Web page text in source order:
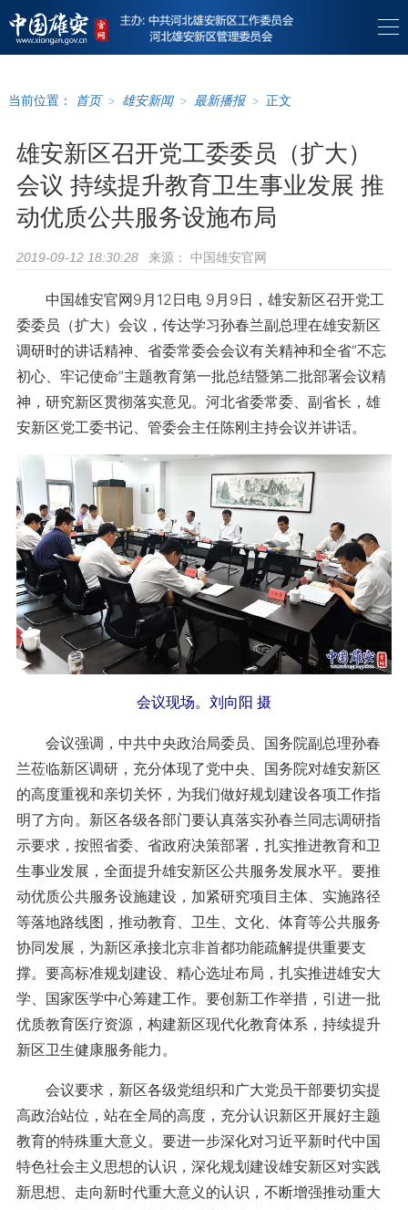
当前位置： 首页 > 雄安新闻 > 最新播报 > 正文
雄安新区召开党工委委员（扩大）
会议 持续提升教育卫生事业发展 推
动优质公共服务设施布局
2019-09-12 18:30:28 来源： 中国雄安官网
中国雄安官网9月12日电 9月9日，雄安新区召开党工
委委员（扩大）会议，传达学习孙春兰副总理在雄安新区
调研时的讲话精神、省委常委会会议有关精神和全省“不忘
初心、牢记使命”主题教育第一批总结暨第二批部署会议精
神，研究新区贯彻落实意见。河北省委常委、副省长，雄
安新区党工委书记、管委会主任陈刚主持会议并讲话。
会议现场。刘向阳 摄
会议强调，中共中央政治局委员、国务院副总理孙春
兰莅临新区调研，充分体现了党中央、国务院对雄安新区
的高度重视和亲切关怀，为我们做好规划建设各项工作指
明了方向。新区各级各部门要认真落实孙春兰同志调研指
示要求，按照省委、省政府决策部署，扎实推进教育和卫
生事业发展，全面提升雄安新区公共服务发展水平。要推
动优质公共服务设施建设，加紧研究项目主体、实施路径
等落地路线图，推动教育、卫生、文化、体育等公共服务
协同发展，为新区承接北京非首都功能疏解提供重要支
撑。要高标准规划建设、精心选址布局，扎实推进雄安大
学、国家医学中心筹建工作。要创新工作举措，引进一批
优质教育医疗资源，构建新区现代化教育体系，持续提升
新区卫生健康服务能力。
会议要求，新区各级党组织和广大党员干部要切实提
高政治站位，站在全局的高度，充分认识新区开展好主题
教育的特殊重大意义。要进一步深化对习近平新时代中国
特色社会主义思想的认识，深化规划建设雄安新区对实践
新思想、走向新时代重大意义的认识，不断增强推动重大